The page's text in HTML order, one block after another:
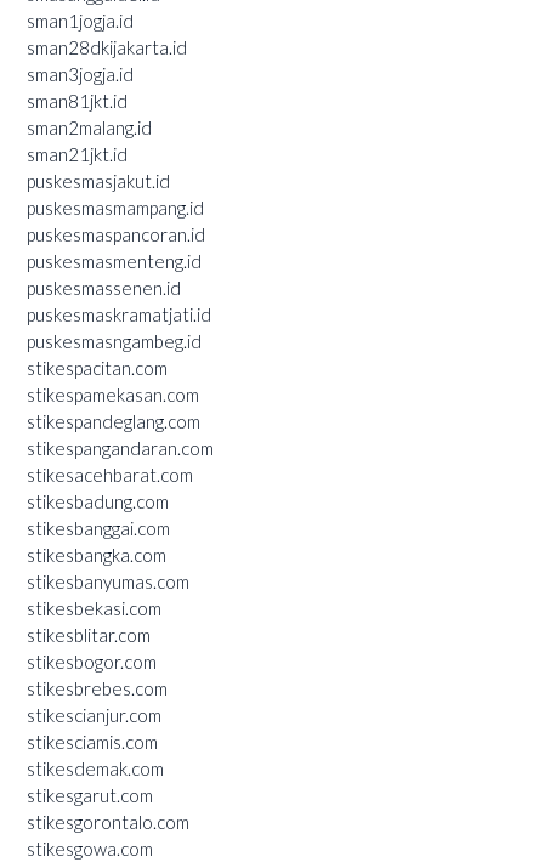
sman1jogja.id
sman28dkijakarta.id
sman3jogja.id
sman81jkt.id
sman2malang.id
sman21jkt.id
puskesmasjakut.id
puskesmasmampang.id
puskesmaspancoran.id
puskesmasmenteng.id
puskesmassenen.id
puskesmaskramatjati.id
puskesmasngambeg.id
stikespacitan.com
stikespamekasan.com
stikespandeglang.com
stikespangandaran.com
stikesacehbarat.com
stikesbadung.com
stikesbanggai.com
stikesbangka.com
stikesbanyumas.com
stikesbekasi.com
stikesblitar.com
stikesbogor.com
stikesbrebes.com
stikescianjur.com
stikesciamis.com
stikesdemak.com
stikesgarut.com
stikesgorontalo.com
stikesgowa.com